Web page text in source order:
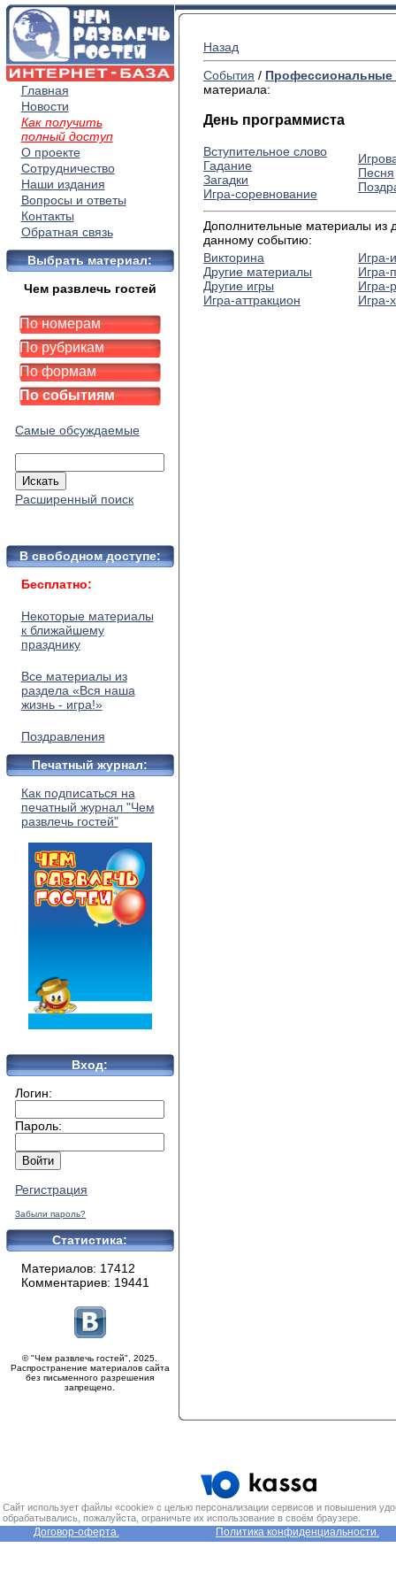
Главная
Новости
Как получить
полный доступ
О проекте
Сотрудничество
Наши издания
Вопросы и ответы
Контакты
Обратная связь
Выбрать материал:
Чем развлечь гостей
По номерам
По рубрикам
По формам
По событиям
Самые обсуждаемые
Расширенный поиск
В свободном доступе:
Бесплатно:
Некоторые материалы
к ближайшему
празднику
Все материалы из
раздела «Вся наша
жизнь - игра!»
Поздравления
Печатный журнал:
Как подписаться на
печатный журнал "Чем
развлечь гостей"
Вход:
Логин:
Пароль:
Регистрация
Забыли пароль?
Статистика:
Материалов: 17412
Комментариев: 19441
© "Чем развлечь гостей", 2025.
Распространение материалов сайта
без письменного разрешения
запрещено.
Назад
События / Профессиональные
материала:
День программиста
Вступительное слово
Гадание
Загадки
Игра-соревнование
Песня
Дополнительные материалы из
данному событию:
Викторина
Другие материалы
Другие игры
Игра-аттракцион
Игра-
Игра-
Игра-
Игра-
Сайт использует файлы «cookie» с целью персонализации сервисов и повышения
обрабатывались, пожалуйста, ограничьте их использование в своём браузере.
Договор-оферта. Политика конфиденциальности.